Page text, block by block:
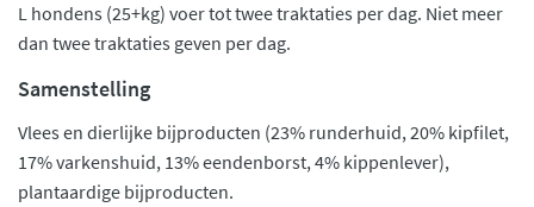
L hondens (25+kg) voer tot twee traktaties per dag. Niet meer
dan twee traktaties geven per dag.
Samenstelling
Vlees en dierlijke bijproducten (23% runderhuid, 20% kipfilet,
17% varkenshuid, 13% eendenborst, 4% kippenlever),
plantaardige bijproducten.